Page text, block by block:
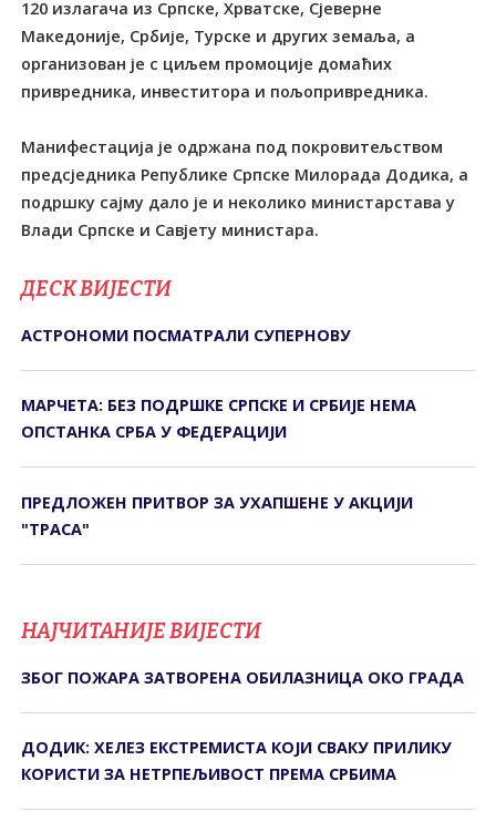
120 излагача из Српске, Хрватске, Сјеверне
Македоније, Србије, Tурске и других земаља, а
организован је с циљем промоције домаћих
привредника, инвеститора и пољопривредника.
Манифестација је одржана под покровитељством
предсједника Републике Српске Милорада Додика, а
подршку сајму дало је и неколико министарстава у
Влади Српске и Савјету министара.
ДЕСК ВИЈЕСТИ
АСТРОНОМИ ПОСМАТРАЛИ СУПЕРНОВУ
МАРЧЕТА: БЕЗ ПОДРШКЕ СРПСКЕ И СРБИЈЕ НЕМА
ОПСТАНКА СРБА У ФЕДЕРАЦИЈИ
ПРЕДЛОЖЕН ПРИТВОР ЗА УХАПШЕНЕ У АКЦИЈИ
"ТРАСА"
НАЈЧИТАНИЈЕ ВИЈЕСТИ
ЗБОГ ПОЖАРА ЗАТВОРЕНА ОБИЛАЗНИЦА ОКО ГРАДА
ДОДИК: ХЕЛЕЗ ЕКСТРЕМИСТА КОЈИ СВАКУ ПРИЛИКУ
КОРИСТИ ЗА НЕТРПЕЉИВОСТ ПРЕМА СРБИМА